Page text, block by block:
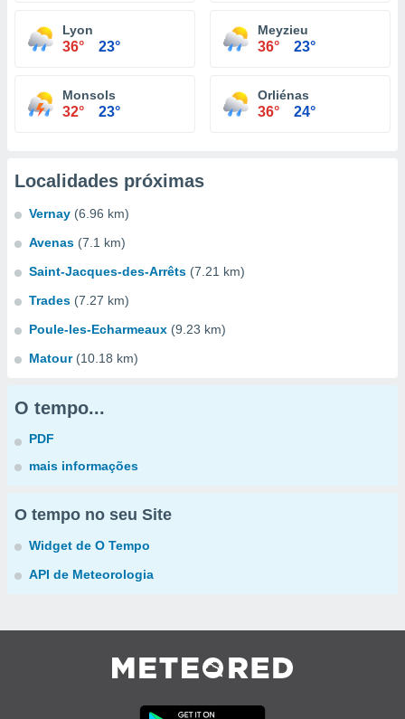
Lyon
36° 23°
Meyzieu
36° 23°
Monsols
32° 23°
Orliénas
36° 24°
Localidades próximas
Vernay (6.96 km)
Avenas (7.1 km)
Saint-Jacques-des-Arrêts (7.21 km)
Trades (7.27 km)
Poule-les-Echarmeaux (9.23 km)
Matour (10.18 km)
O tempo...
PDF
mais informações
O tempo no seu Site
Widget de O Tempo
API de Meteorologia